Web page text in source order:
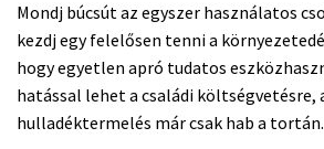
Mondj búcsút az egyszer használatos
kezdj egy felelősen tenni a
hogy egyetlen apró tudatos
hatással lehet a családi költségvetésre,
hulladéktermelés már csak hab a tortán.